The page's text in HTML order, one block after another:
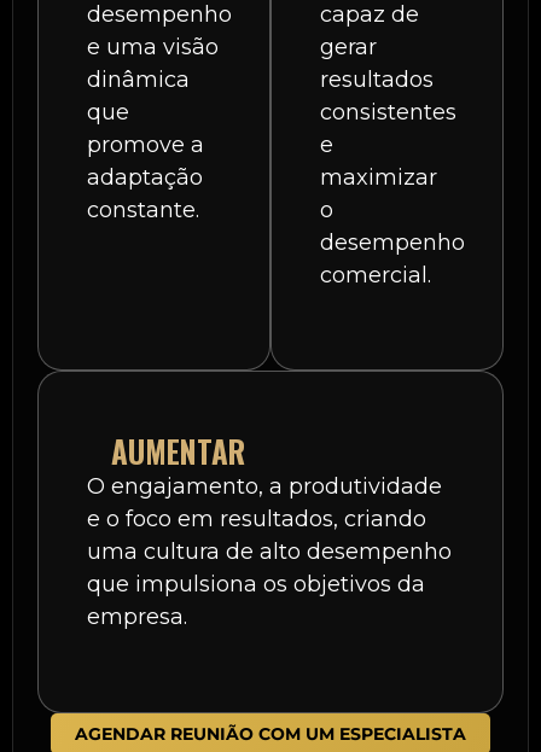
desempenho
e uma visão
dinâmica
que
promove a
adaptação
constante.
capaz de
gerar
resultados
consistentes
e
maximizar
o
desempenho
comercial.
AUMENTAR
O engajamento, a produtividade
e o foco em resultados, criando
uma cultura de alto desempenho
que impulsiona os objetivos da
empresa.
AGENDAR REUNIÃO COM UM ESPECIALISTA